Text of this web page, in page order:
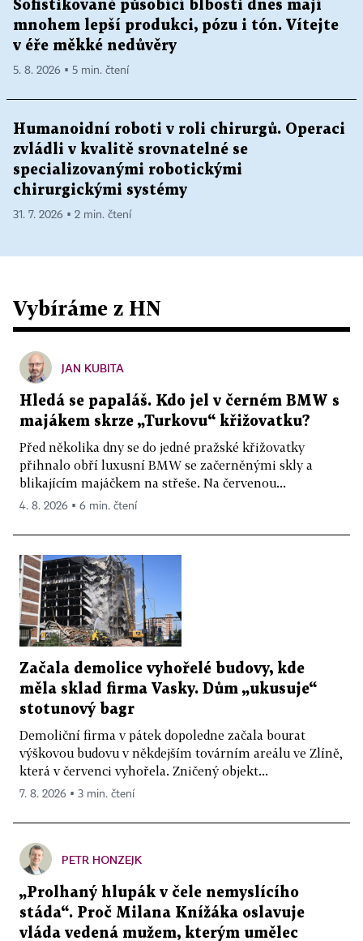
Sofistikovaně působící blbosti dnes mají
mnohem lepší produkci, pózu i tón. Vítejte
v éře měkké nedůvěry
5. 8. 2026 ▪ 5 min. čtení
Humanoidní roboti v roli chirurgů. Operaci
zvládli v kvalitě srovnatelné se
specializovanými robotickými
chirurgickými systémy
31. 7. 2026 ▪ 2 min. čtení
Vybíráme z HN
JAN KUBITA
Hledá se papaláš. Kdo jel v černém BMW s
majákem skrze „Turkovu“ křižovatku?
Před několika dny se do jedné pražské křižovatky
přihnalo obří luxusní BMW se začerněnými skly a
blikajícím majáčkem na střeše. Na červenou...
4. 8. 2026 ▪ 6 min. čtení
Začala demolice vyhořelé budovy, kde
měla sklad firma Vasky. Dům „ukusuje“
stotunový bagr
Demoliční firma v pátek dopoledne začala bourat
výškovou budovu v někdejším továrním areálu ve Zlíně,
která v červenci vyhořela. Zničený objekt...
7. 8. 2026 ▪ 3 min. čtení
PETR HONZEJK
„Prolhaný hlupák v čele nemyslícího
stáda“. Proč Milana Knížáka oslavuje
vláda vedená mužem, kterým umělec